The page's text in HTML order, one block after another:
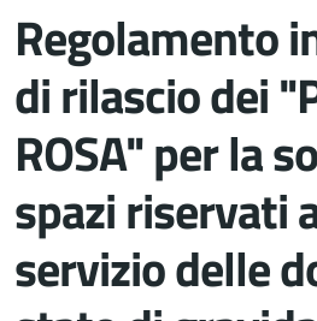
Regolamento
di rilascio dei
ROSA" per la
spazi riservati
servizio delle